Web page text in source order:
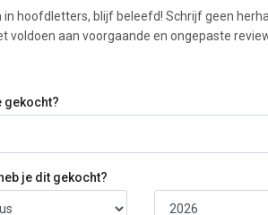
in hoofdletters, blijf beleefd! Schrijf geen
voldoen aan voorgaande en ongepaste
gekocht?
je dit gekocht?